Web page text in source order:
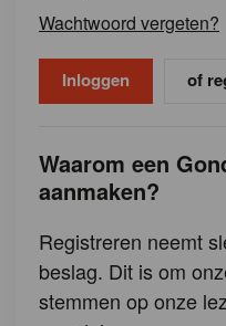
Wachtwoord vergeten?
of
Waarom een
aanmaken?
Registreren neemt
beslag. Dit is om
stemmen op onze